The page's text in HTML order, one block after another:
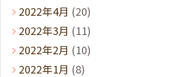
2022年4月 (20)
2022年3月 (11)
2022年2月 (10)
2022年1月 (8)